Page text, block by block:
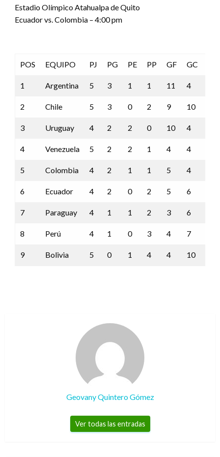
Estadio Olímpico Atahualpa de Quito
Ecuador vs. Colombia – 4:00 pm
POS EQUIPO PJ PG PE PP GF GC
1 Argentina 5 3 1 1 11 4
2 Chile 5 3 0 2 9 10
3 Uruguay 4 2 2 0 10 4
4 Venezuela 5 2 2 1 4 4
5 Colombia 4 2 1 1 5 4
6 Ecuador 4 2 0 2 5 6
7 Paraguay 4 1 1 2 3 6
8 Perú 4 1 0 3 4 7
9 Bolivia 5 0 1 4 4 10
Geovany Quintero Gómez
Ver todas las entradas